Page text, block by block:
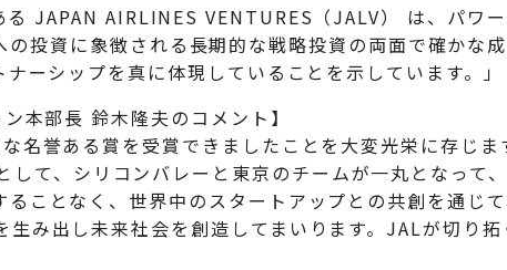
JAPAN AIRLINES VENTURES（JALV） は、パワ
投資に象徴される長期的な戦略投資の両面で確かな
ーシップを真に体現していることを示しています。」
本部長 鈴木隆夫のコメント】
名誉ある賞を受賞できましたことを大変光栄に存じま
て、シリコンバレーと東京のチームが一丸となって
ことなく、世界中のスタートアップとの共創を通じ
み出し未来社会を創造してまいります。JALが切り